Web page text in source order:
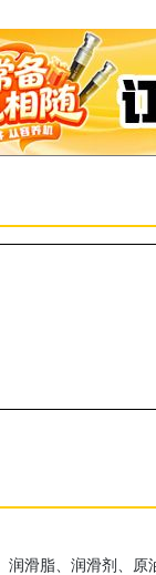
滑脂、润滑剂、原